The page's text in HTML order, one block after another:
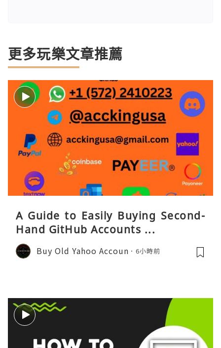
更多玩樂文章推薦
A Guide to Easily Buying Second-
Hand GitHub Accounts ...
Buy Old Yahoo Accoun 6小時前